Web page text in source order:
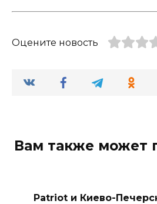
Оцените новость
Вам также может
Patriot и Киево-